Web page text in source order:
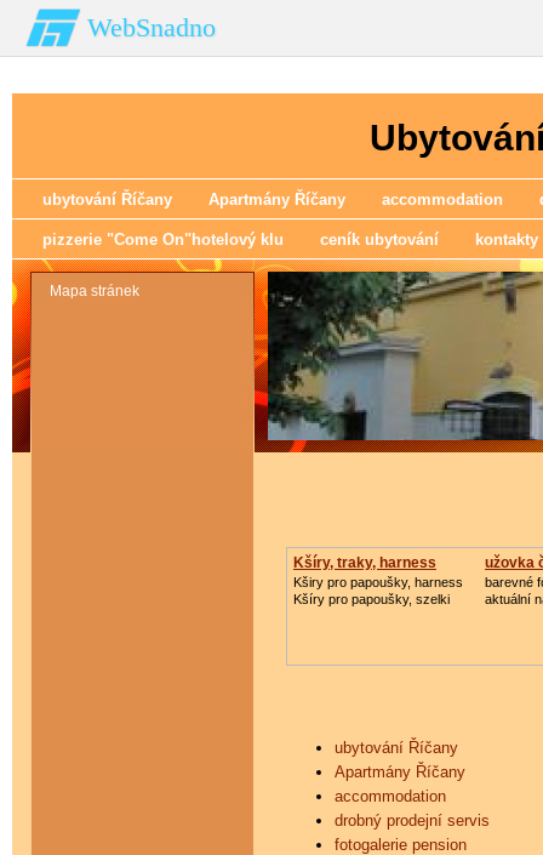
WebSnadno
ubytování Říčany Apartmány Říčany accommodation
pizzerie "Come On"hotelový klu ceník ubytování kontakty
Mapa stránek
Kšíry, traky, harness
Kširy pro papoušky, harness
Kšíry pro papoušky, szelki
užovka
barevné
aktuální
ubytování Říčany
Apartmány Říčany
accommodation
drobný prodejní servis
fotogalerie pension